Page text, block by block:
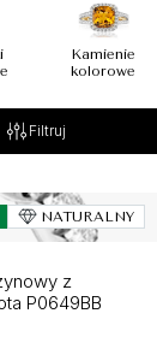
Kamienie
kolorowe
Filtruj
NATURALNY
z
P0649BB